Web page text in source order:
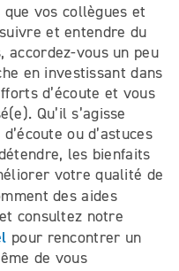
vos collègues et
et entendre du
accordez-vous un peu
en investissant dans
d’écoute et vous
Qu’il s’agisse
ou d’astuces
les bienfaits
votre qualité de
des aides
consultez notre
pour rencontrer un
de vous